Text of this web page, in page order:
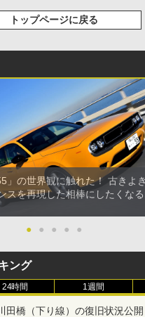
トップページに戻る
」の世界観に触れた！ 古きよ
スを再現した相棒にしたくな
● ● ● ● ●
ング
24時間 1週間
田橋（下り線）の復旧状況公